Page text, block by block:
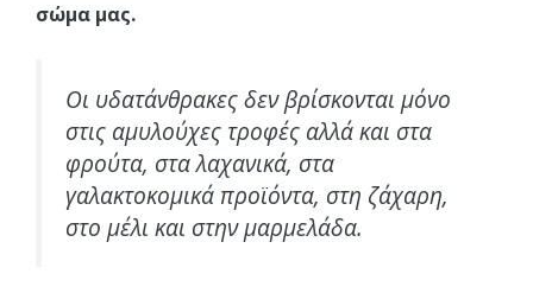
σώμα μας.
Οι υδατάνθρακες δεν βρίσκονται μόνο
στις αμυλούχες τροφές αλλά και στα
φρούτα, στα λαχανικά, στα
γαλακτοκομικά προϊόντα, στη ζάχαρη,
στο μέλι και στην μαρμελάδα.